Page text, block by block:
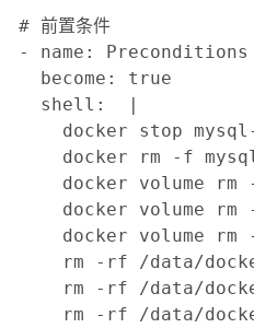
# 前置条件
- name: Preconditions
  become: true
  shell:  |
docker stop
docker rm -f
docker volume rm
docker volume rm
docker volume rm
rm -rf /data/
rm -rf /data/
rm -rf /data/